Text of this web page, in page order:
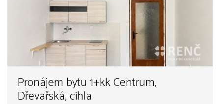
Pronájem bytu 1+kk Centrum,
Dřevařská, cihla